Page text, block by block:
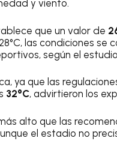
y viento.
que un valor de
las condiciones se
según el
ya que las
32°C, advirtieron los
alto que las
el estadio no